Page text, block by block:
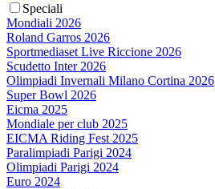
Speciali
Mondiali 2026
Roland Garros 2026
Sportmediaset Live Riccione 2026
Scudetto Inter 2026
Olimpiadi Invernali Milano Cortina 2026
Super Bowl 2026
Eicma 2025
Mondiale per club 2025
EICMA Riding Fest 2025
Paralimpiadi Parigi 2024
Olimpiadi Parigi 2024
Euro 2024